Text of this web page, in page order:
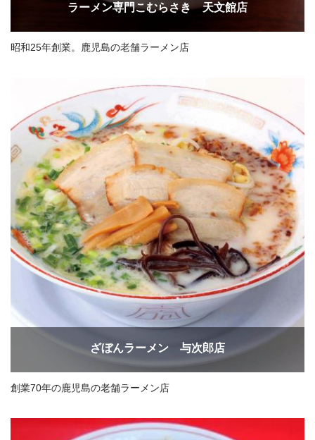
ラーメン専門こむらさき 天文館店
昭和25年創業。鹿児島の老舗ラーメン店
ざぼんラーメン 与次郎店
創業70年の鹿児島の老舗ラーメン店